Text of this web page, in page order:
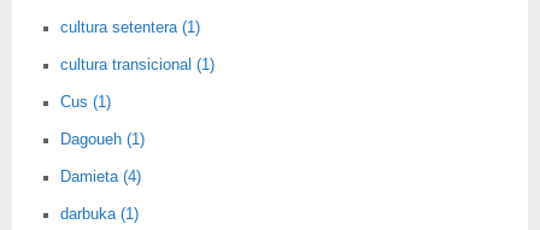
cultura setentera (1)
cultura transicional (1)
Cus (1)
Dagoueh (1)
Damieta (4)
darbuka (1)